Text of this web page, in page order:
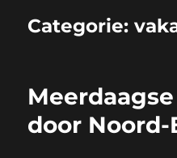
Categorie:
door